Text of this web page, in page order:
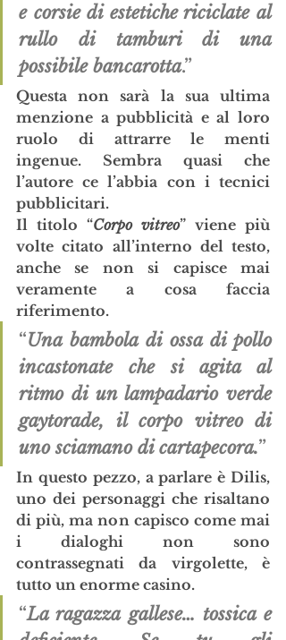
e corsie di estetiche riciclate al
rullo di tamburi di una
possibile bancarotta.”
Questa non sarà la sua ultima
menzione a pubblicità e al loro
ruolo di attrarre le menti
ingenue. Sembra quasi che
l’autore ce l’abbia con i tecnici
pubblicitari.
Il titolo “Corpo vitreo” viene più
volte citato all’interno del testo,
anche se non si capisce mai
veramente a cosa faccia
riferimento.
“Una bambola di ossa di pollo
incastonate che si agita al
ritmo di un lampadario verde
gaytorade, il corpo vitreo di
uno sciamano di cartapecora.”
In questo pezzo, a parlare è Dilis,
uno dei personaggi che risaltano
di più, ma non capisco come mai
i dialoghi non sono
contrassegnati da virgolette, è
tutto un enorme casino.
“La ragazza gallese… tossica e